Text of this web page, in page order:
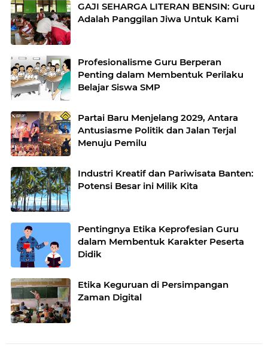
GAJI SEHARGA LITERAN BENSIN: Guru
Adalah Panggilan Jiwa Untuk Kami
Profesionalisme Guru Berperan
Penting dalam Membentuk Perilaku
Belajar Siswa SMP
Partai Baru Menjelang 2029, Antara
Antusiasme Politik dan Jalan Terjal
Menuju Pemilu
Industri Kreatif dan Pariwisata Banten:
Potensi Besar ini Milik Kita
Pentingnya Etika Keprofesian Guru
dalam Membentuk Karakter Peserta
Didik
Etika Keguruan di Persimpangan
Zaman Digital